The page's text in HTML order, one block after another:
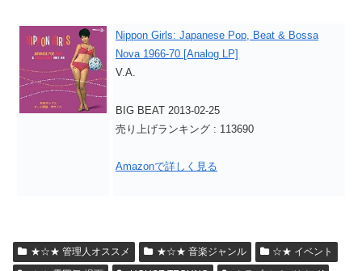
Nippon Girls: Japanese Pop, Beat & Bossa
Nova 1966-70 [Analog LP]
V.A.
BIG BEAT 2013-02-25
売り上げランキング : 113690
Amazonで詳しく見る
★☆★ 管理人オススメ ★☆★ 音楽ジャンル
☆★ イベント